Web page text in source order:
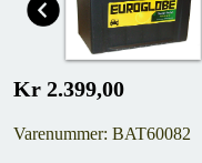
Kr 2.399,00
Varenummer: BAT60082